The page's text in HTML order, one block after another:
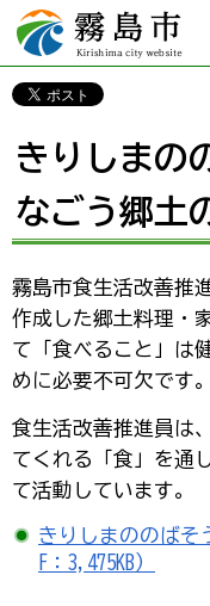
霧島市 Kirishima
city website
きりしまの
なごう郷土
霧島市食生活改善推
作成した郷土料理・
て「食べること」は
めに必要不可欠です。
食生活改善推進員は
てくれる「食」を通
て活動しています。
きりしまののばそ
F：3,475KB）